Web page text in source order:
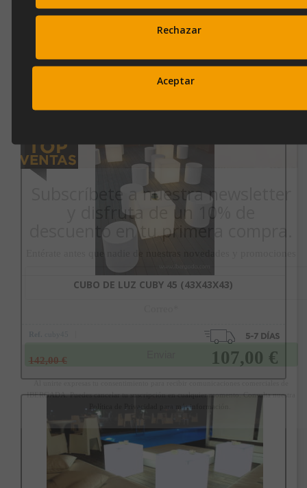
que son ligeros y muy resistentes a temperaturas extremas.
También están protegidos contra los rayos UV, haciendo que
la vida útil del producto sea extraordinariamente larga.
CUBO DE LUZ CUBY 45 (43X43X43)
142,00 € 107,00 €
Añadir a la cesta
Subscríbete a nuestra newsletter
y disfruta de un 10% de
descuento en tu primera compra.
Entérate antes que nadie de nuestras novedades y promociones
IBERGADA. Puedes cancelar tu suscripción en cualquier momento. Consulta nuestra
Política de Privacidad para más información.
Rechazar
Aceptar